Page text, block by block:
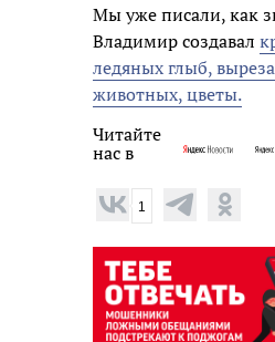
Мы уже писали, как
Владимир создавал
ледяных глыб,
животных, цветы.
Читайте
нас в
1